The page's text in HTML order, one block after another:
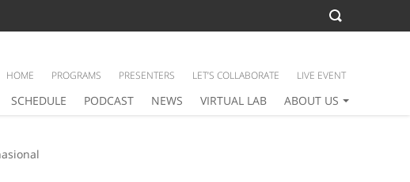
SCHEDULE PODCAST NEWS VIRTUAL LAB ABOUT US
HOME PROGRAMS PRESENTERS LET’S COLLABORATE LIVE EVENT